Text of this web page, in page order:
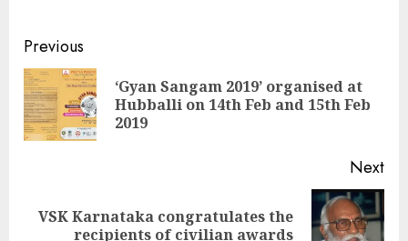
Continue
Reading
Previous
‘Gyan Sangam 2019’ organised at
Hubballi on 14th Feb and 15th Feb
2019
Next
Next
VSK Karnataka congratulates the
recipients of civilian awards